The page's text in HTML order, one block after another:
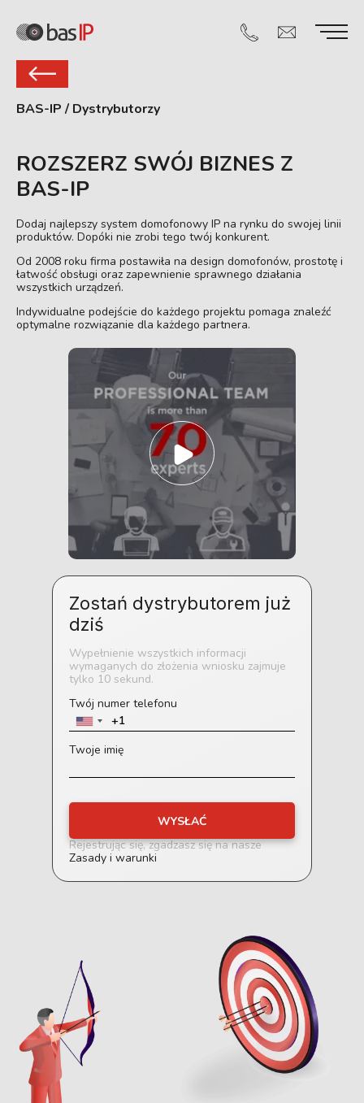
BAS-IP / Dystrybutorzy
ROZSZERZ SWÓJ BIZNES Z
BAS-IP
Dodaj najlepszy system domofonowy IP na rynku do swojej linii
produktów. Dopóki nie zrobi tego twój konkurent.
Od 2008 roku firma postawiła na design domofonów, prostotę i
łatwość obsługi oraz zapewnienie sprawnego działania
wszystkich urządzeń.
Indywidualne podejście do każdego projektu pomaga znaleźć
optymalne rozwiązanie dla każdego partnera.
Zostań dystrybutorem już
dziś
Wypełnienie wszystkich informacji
wymaganych do złożenia wniosku zajmuje
tylko 10 sekund.
Twój numer telefonu
Twoje imię
WYSŁAĆ
Rejestrując się, zgadzasz się na nasze
Zasady i warunki